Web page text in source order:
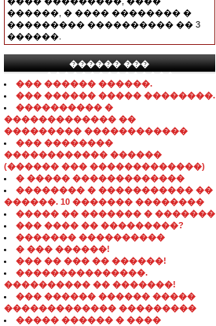
������, � ���� �������� �
��������� ���������� �� 3
������.
������ ���
���������������
��� ������ ������.
��� ������ ����� ��������.
���������� �
������������� ��
��������� ������������
��� ��������
������������ ������
(������ ��� �������������)
� ����� �������������
�������� � ����������� ��
������. 10 ������� ��������
����� �� ������� � �������
��� ���� �� ���������?
������� ����������
� ��� ������!
��� �� ��� �� ������!
���������������.
���������� �� �������!
��� ������ ������ �����
������������� ���������
����� ������ � ����